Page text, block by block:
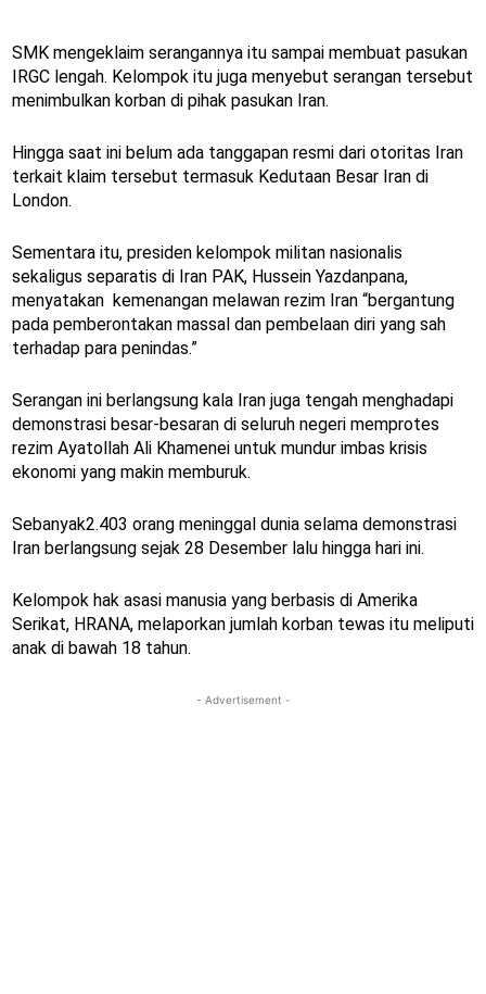
SMK mengeklaim serangannya itu sampai membuat pasukan
IRGC lengah. Kelompok itu juga menyebut serangan tersebut
menimbulkan korban di pihak pasukan Iran.
Hingga saat ini belum ada tanggapan resmi dari otoritas Iran
terkait klaim tersebut termasuk Kedutaan Besar Iran di
London.
Sementara itu, presiden kelompok militan nasionalis
sekaligus separatis di Iran PAK, Hussein Yazdanpana,
menyatakan kemenangan melawan rezim Iran “bergantung
pada pemberontakan massal dan pembelaan diri yang sah
terhadap para penindas.”
Serangan ini berlangsung kala Iran juga tengah menghadapi
demonstrasi besar-besaran di seluruh negeri memprotes
rezim Ayatollah Ali Khamenei untuk mundur imbas krisis
ekonomi yang makin memburuk.
Sebanyak2.403 orang meninggal dunia selama demonstrasi
Iran berlangsung sejak 28 Desember lalu hingga hari ini.
Kelompok hak asasi manusia yang berbasis di Amerika
Serikat, HRANA, melaporkan jumlah korban tewas itu meliputi
anak di bawah 18 tahun.
- Advertisement -